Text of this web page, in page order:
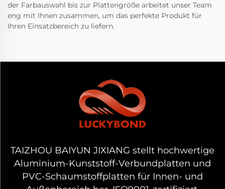
der Farbauswahl bis zur Plattengröße arbeitet unser Team
eng mit Ihnen zusammen, um das perfekte Produkt für
Ihren Einsatzbereich zu liefern.
TAIZHOU BAIYUN JIXIANG stellt hochwertige
Aluminium-Kunststoff-Verbundplatten und
PVC-Schaumstoffplatten für Innen- und